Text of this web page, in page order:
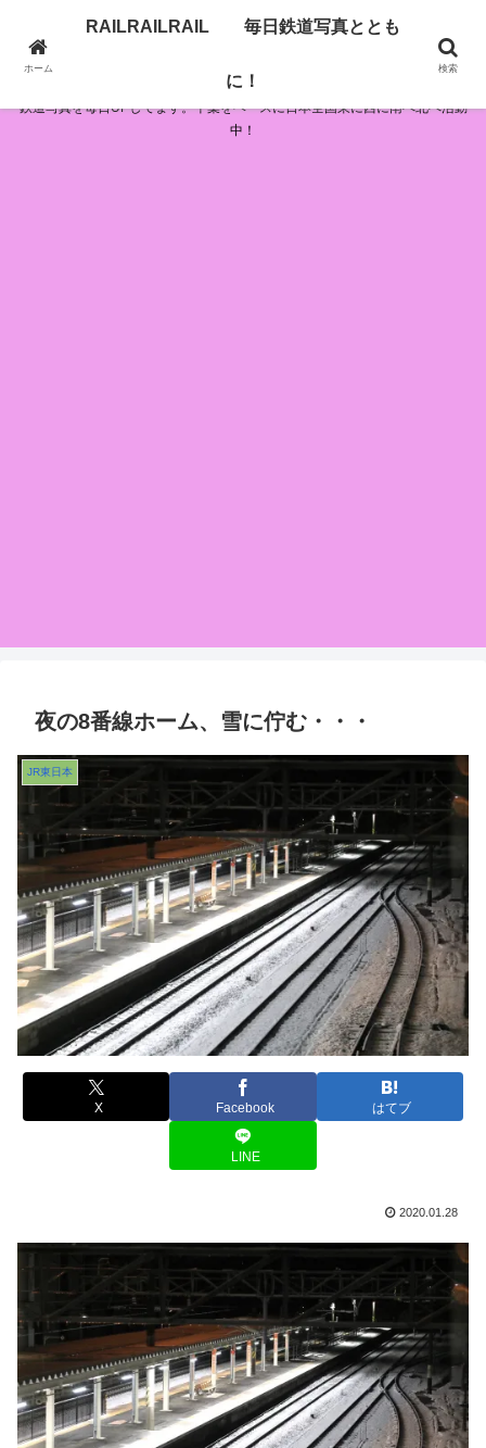
RAILRAILRAIL 毎日鉄道写真とともに！
鉄道写真を毎日UPしてます。千葉をベースに日本全国東に西に南へ北へ活動
中！
夜の8番線ホーム、雪に佇む・・・
JR東日本
X Facebook はてブ
LINE
2020.01.28
ホーム
RAILRAILRAIL 毎日鉄道写真ととも
に！
検索